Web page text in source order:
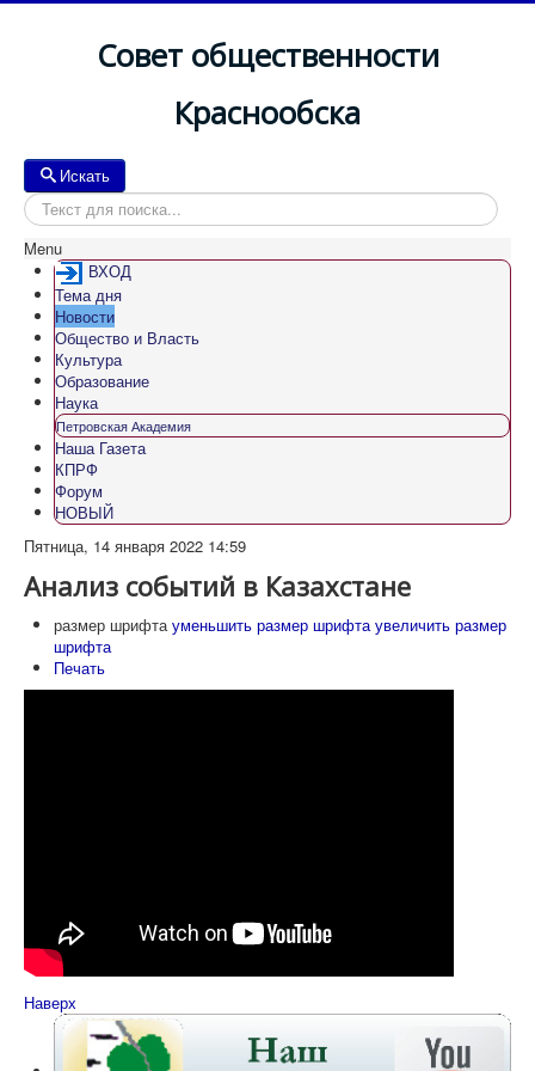
Совет общественности
Краснообска
Искать
Menu
ВХОД
Тема дня
Новости
Общество и Власть
Культура
Образование
Наука
Петровская Академия
Наша Газета
КПРФ
Форум
НОВЫЙ
Пятница, 14 января 2022 14:59
Анализ событий в Казахстане
размер шрифта уменьшить размер шрифта увеличить размер
шрифта
Печать
Наверх